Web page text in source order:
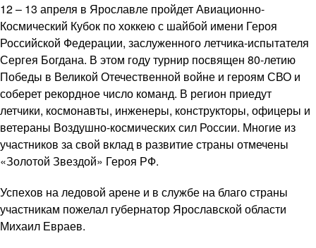
12 – 13 апреля в Ярославле пройдет Авиационно-
Космический Кубок по хоккею с шайбой имени Героя
Российской Федерации, заслуженного летчика-испытателя
Сергея Богдана. В этом году турнир посвящен 80-летию
Победы в Великой Отечественной войне и героям СВО и
соберет рекордное число команд. В регион приедут
летчики, космонавты, инженеры, конструкторы, офицеры и
ветераны Воздушно-космических сил России. Многие из
участников за свой вклад в развитие страны отмечены
«Золотой Звездой» Героя РФ.
Успехов на ледовой арене и в службе на благо страны
участникам пожелал губернатор Ярославской области
Михаил Евраев.